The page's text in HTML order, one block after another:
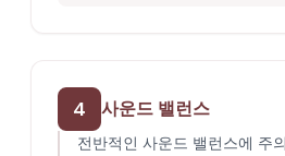
4 사운드 밸런스
전반적인 사운드 밸런스에 주